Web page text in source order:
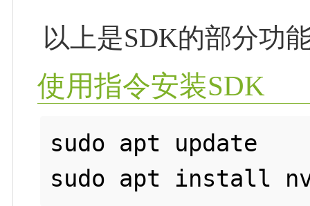
以上是SDK的部分功
使用指令安装SDK
sudo apt update